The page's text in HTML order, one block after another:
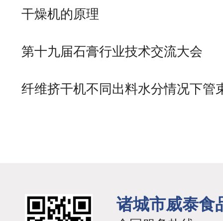
干燥机的原理
第十九届石膏行业技术交流大会
纤维挤干机不同出料水分情况下管
诸城市威泰食